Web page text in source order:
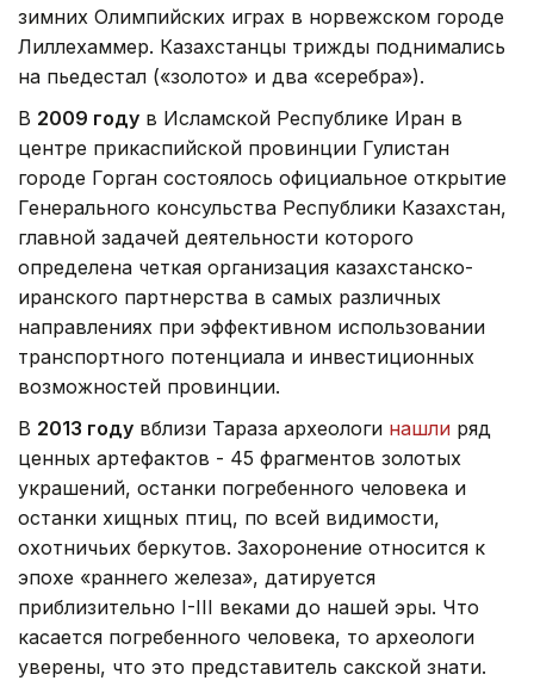
зимних Олимпийских играх в норвежском городе
Лиллехаммер. Казахстанцы трижды поднимались
на пьедестал («золото» и два «серебра»).
В 2009 году в Исламской Республике Иран в
центре прикаспийской провинции Гулистан
городе Горган состоялось официальное открытие
Генерального консульства Республики Казахстан,
главной задачей деятельности которого
определена четкая организация казахстанско-
иранского партнерства в самых различных
направлениях при эффективном использовании
транспортного потенциала и инвестиционных
возможностей провинции.
В 2013 году вблизи Тараза археологи нашли ряд
ценных артефактов - 45 фрагментов золотых
украшений, останки погребенного человека и
останки хищных птиц, по всей видимости,
охотничьих беркутов. Захоронение относится к
эпохе «раннего железа», датируется
приблизительно I-III веками до нашей эры. Что
касается погребенного человека, то археологи
уверены, что это представитель сакской знати.